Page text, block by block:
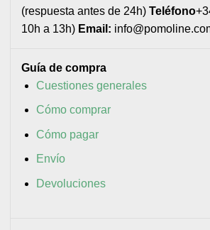
(respuesta antes de 24h) Teléfono
10h a 13h) Email:
Guía de compra
Cuestiones generales
Cómo comprar
Cómo pagar
Envío
Devoluciones